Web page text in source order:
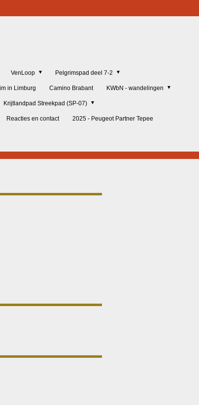
VenLoop Pelgrimspad deel 7-2
in Limburg Camino Brabant KWbN - wandelingen
Krijtlandpad Streekpad (SP-07)
Reacties en contact 2025 - Peugeot Partner Tepee